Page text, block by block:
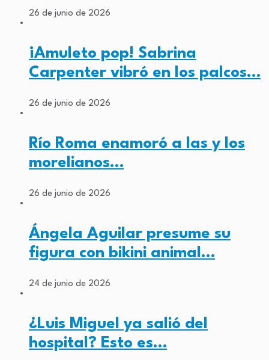
26 de junio de 2026
¡Amuleto pop! Sabrina
Carpenter vibró en los palcos…
26 de junio de 2026
Río Roma enamoró a las y los
morelianos…
26 de junio de 2026
Ángela Aguilar presume su
figura con bikini animal…
24 de junio de 2026
¿Luis Miguel ya salió del
hospital? Esto es…